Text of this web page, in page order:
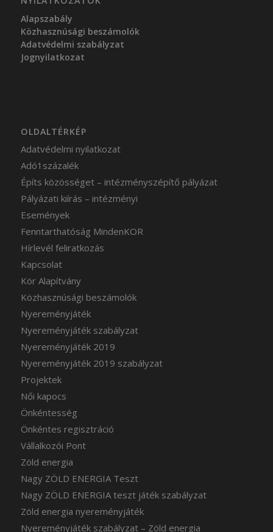
Alapszabály
Közhasznúsági beszámolók
Adatvédelmi szabályzat
Jognyilatkozat
OLDALTÉRKÉP
Adatvédelmi nyilatkozat
Adó1százalék
Építs közösséget – intézményszépítő pályázat
Pályázati kiírás – intézményi
Események
Fenntarthatóság MindenKOR
Hírlevél feliratkozás
Kapcsolat
Kör Alapítvány
Közhasznúsági beszámolók
Nyereményjáték
Nyereményjáték szabályzat
Nyereményjáték 2019
Nyereményjáték 2019 szabályzat
Projektek
Női kapocs
Önkéntesség
Önkéntes regisztráció
Vállalkozói Pont
Zöld energia
Nagy ZÖLD ENERGIA Teszt
Nagy ZÖLD ENERGIA teszt játék szabályzat
Zöld energia nyereményjáték
Nyereményjáték szabályzat – Zöld energia